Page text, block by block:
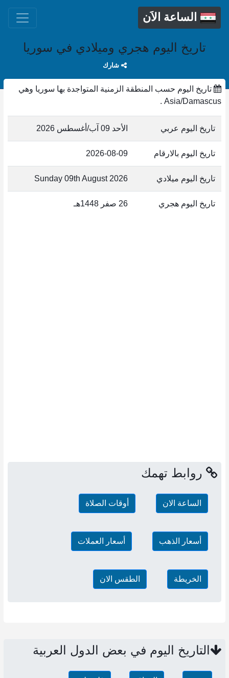
الساعة الاَن
تاريخ اليوم هجري وميلادي في سوريا
شارك
تاريخ اليوم حسب المنطقة الزمنية المتواجدة بها سوريا وهي
Asia/Damascus .
تاريخ اليوم عربي الأحد 09 آب/أغسطس 2026
تاريخ اليوم بالارقام 2026-08-09
تاريخ اليوم ميلادي Sunday 09th August 2026
تاريخ اليوم هجري 26 صفر 1448هـ
روابط تهمك
الساعة الان أوقات الصلاة
أسعار الذهب أسعار العملات
الخريطة الطقس الان
التاريخ اليوم في بعض الدول العربية